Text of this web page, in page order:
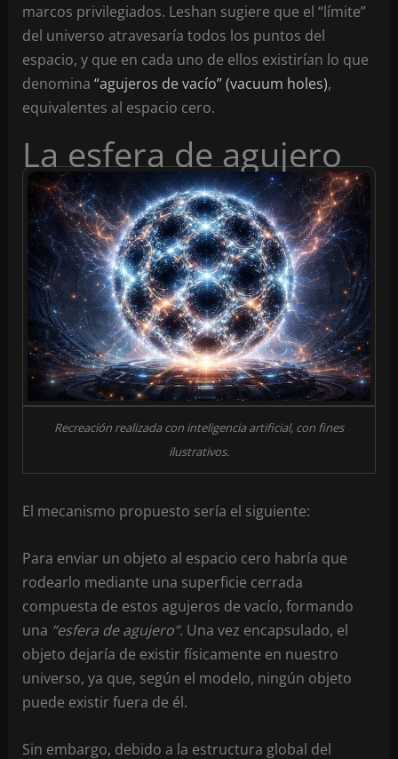
marcos privilegiados. Leshan sugiere que el “límite”
del universo atravesaría todos los puntos del
espacio, y que en cada uno de ellos existirían lo que
denomina “agujeros de vacío” (vacuum holes),
equivalentes al espacio cero.
La esfera de agujero
Recreación realizada con inteligencia artificial, con fines
ilustrativos.
El mecanismo propuesto sería el siguiente:
Para enviar un objeto al espacio cero habría que
rodearlo mediante una superficie cerrada
compuesta de estos agujeros de vacío, formando
una “esfera de agujero”. Una vez encapsulado, el
objeto dejaría de existir físicamente en nuestro
universo, ya que, según el modelo, ningún objeto
puede existir fuera de él.
Sin embargo, debido a la estructura global del